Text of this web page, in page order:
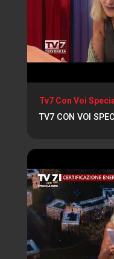
Tv7 Con Voi
TV7 CON VOI